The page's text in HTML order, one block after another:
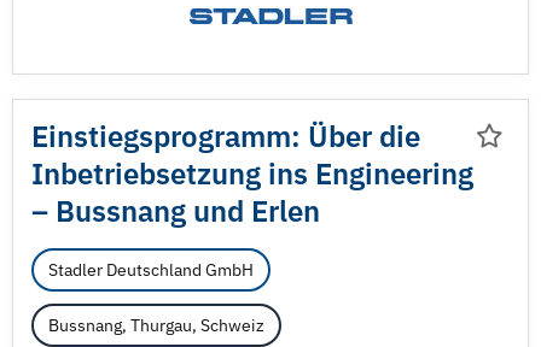
Einstiegsprogramm: Über die
Inbetriebsetzung ins Engineering
– Bussnang und Erlen
Stadler Deutschland GmbH
Bussnang, Thurgau, Schweiz